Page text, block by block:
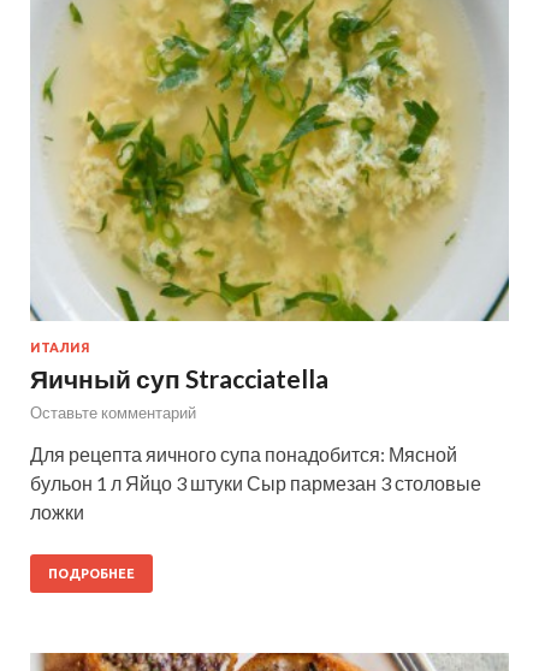
ИТАЛИЯ
Яичный суп Stracciatella
Оставьте комментарий
Для рецепта яичного супа понадобится: Мясной
бульон 1 л Яйцо 3 штуки Сыр пармезан 3 столовые
ложки
ПОДРОБНЕЕ